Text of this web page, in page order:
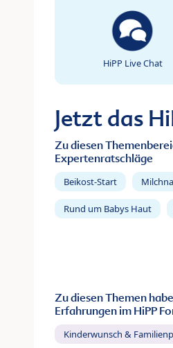
HiPP Live Chat
Jetzt das
Zu diesen
Expertenratschläge
Beikost-Start
Rund um Babys Haut
Zu diesen Themen
Erfahrungen im HiPP
Kinderwunsch &